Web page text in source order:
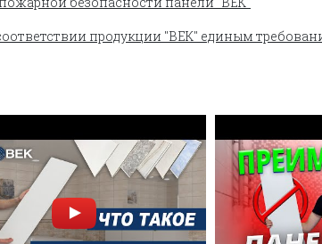
продукции "ВЕК" единым